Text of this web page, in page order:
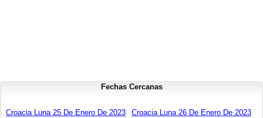
Fechas Cercanas
Croacia Luna 25 De Enero De 2023
Croacia Luna 26 De Enero De 2023